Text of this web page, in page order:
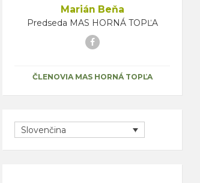
Marián Beňa
Predseda MAS HORNÁ TOPĽA
Facebook
ČLENOVIA MAS HORNÁ TOPĽA
Slovenčina